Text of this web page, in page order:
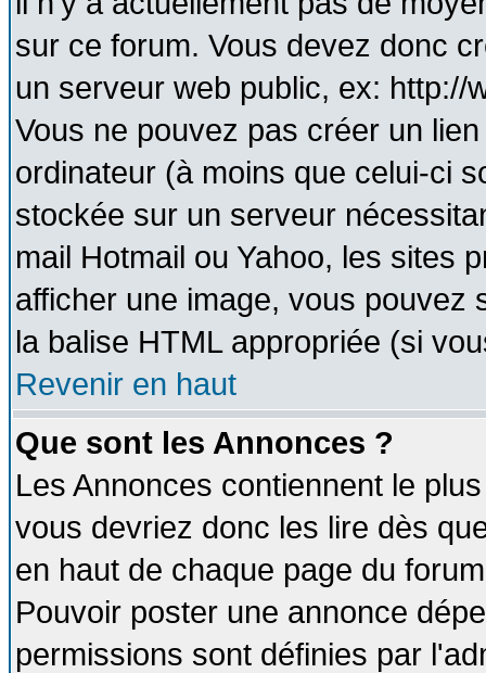
sur ce forum. Vous devez donc
un serveur web public, ex: http://
Vous ne pouvez pas créer un
ordinateur (à moins que celui-ci
stockée sur un serveur
mail Hotmail ou Yahoo, les sites
afficher une image, vous pouvez
la balise HTML appropriée (si
Revenir en haut
Que sont les Annonces ?
Les Annonces contiennent le
vous devriez donc les lire dès
en haut de chaque page du
Pouvoir poster une annonce
permissions sont définies par